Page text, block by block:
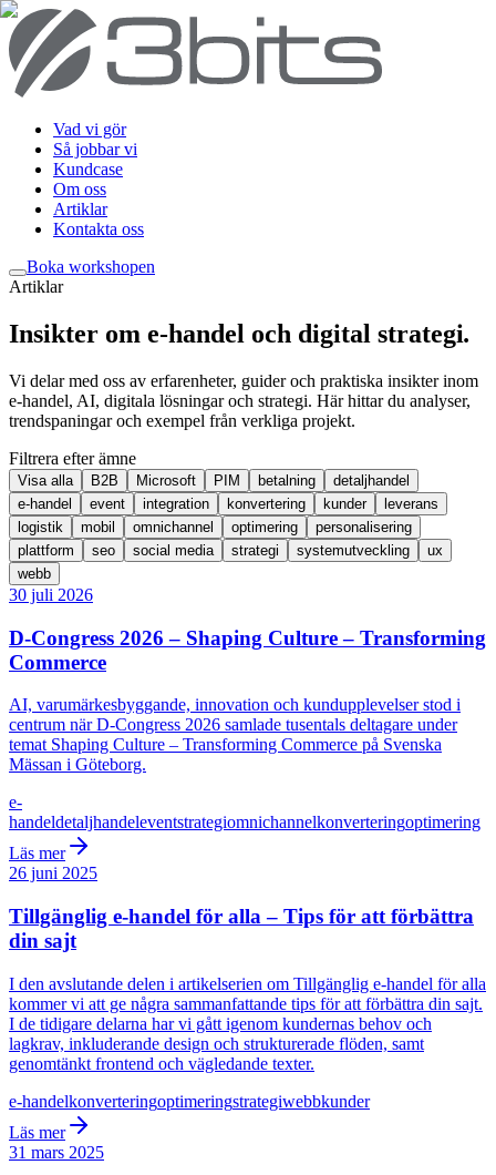
Vad vi gör
Så jobbar vi
Kundcase
Om oss
Artiklar
Kontakta oss
Boka workshopen
Artiklar
Insikter om e-handel och digital strategi.
Vi delar med oss av erfarenheter, guider och praktiska insikter inom
e-handel, AI, digitala lösningar och strategi. Här hittar du analyser,
trendspaningar och exempel från verkliga projekt.
Filtrera efter ämne
Visa alla B2B Microsoft PIM betalning
detaljhandel
e-handel
event integration konvertering kunder
leverans
logistik
mobil omnichannel optimering
personalisering
plattform
seo social media strategi systemutveckling
ux
webb
30 juli 2026
D-Congress 2026 – Shaping Culture – Transforming
Commerce
AI, varumärkesbyggande, innovation och kundupplevelser stod i
centrum när D-Congress 2026 samlade tusentals deltagare under
temat Shaping Culture – Transforming Commerce på Svenska
Mässan i Göteborg.
e-
handeldetaljhandeleventstrategiomnichannelkonverteringoptimering
Läs mer
26 juni 2025
Tillgänglig e-handel för alla – Tips för att förbättra
din sajt
I den avslutande delen i artikelserien om Tillgänglig e-handel för alla
kommer vi att ge några sammanfattande tips för att förbättra din sajt.
I de tidigare delarna har vi gått igenom kundernas behov och
lagkrav, inkluderande design och strukturerade flöden, samt
genomtänkt frontend och vägledande texter.
e-handelkonverteringoptimeringstrategiwebbkunder
Läs mer
31 mars 2025